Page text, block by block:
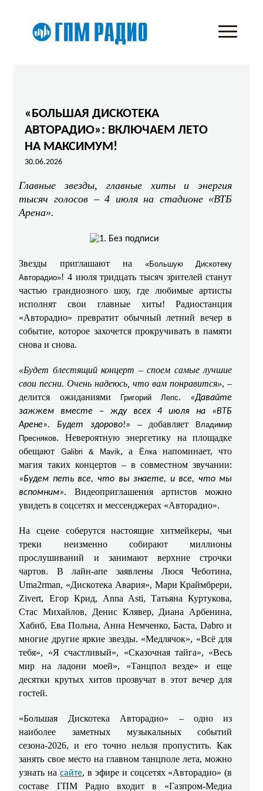
«БОЛЬШАЯ ДИСКОТЕКА
АВТОРАДИО»: ВКЛЮЧАЕМ ЛЕТО
НА МАКСИМУМ!
30.06.2026
Главные звезды, главные хиты и энергия
тысяч голосов – 4 июля на стадионе «ВТБ
Арена».
Звезды приглашают на «Большую Дискотеку
Авторадио»! 4 июля тридцать тысяч зрителей станут
частью грандиозного шоу, где любимые артисты
исполнят свои главные хиты! Радиостанция
«Авторадио» превратит обычный летний вечер в
событие, которое захочется прокручивать в памяти
снова и снова.
«Будет блестящий концерт – споем самые лучшие
свои песни. Очень надеюсь, что вам понравится», –
делится ожиданиями
Григорий Лепс. «Давайте
зажжем вместе – жду всех 4 июля на «ВТБ
Арене». Будет здорово!» – добавляет
Владимир
Пресняков. Невероятную энергетику на площадке
обещают Galibri & Mavik, а Ёлканапоминает, что
магия таких концертов – в совместном звучании:
«Будем петь все, что вы знаете, и все, что мы
вспомним». Видеоприглашения артистов можно
увидеть в соцсетях и мессенджерах «Авторадио».
На сцене соберутся настоящие хитмейкеры, чьи
треки неизменно собирают миллионы
прослушиваний и занимают верхние строчки
чартов. В лайн-апе заявлены Люся Чеботина,
Uma2rman, «Дискотека Авария», Мари Краймбрери,
Zivert, Егор Крид, Anna Asti, Татьяна Куртукова,
Стас Михайлов, Денис Клявер, Диана Арбенина,
Хабиб, Ева Польна, Анна Немченко, Баста, Dabro и
многие другие яркие звезды. «Медлячок», «Всё для
тебя», «Я счастливый», «Сказочная тайга», «Весь
мир на ладони моей», «Танцпол везде» и еще
десятки крутых хитов прозвучат в этот вечер для
гостей.
«Большая Дискотека Авторадио» – одно из
наиболее заметных музыкальных событий
сезона-2026, и его точно нельзя пропустить. Как
занять свое место на главном танцполе лета, можно
узнать насайте, в эфире и соцсетях «Авторадио» (в
составе ГПМ Радио входит в «Газпром-Медиа